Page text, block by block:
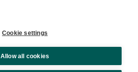
Cookie settings
Allow all cookies